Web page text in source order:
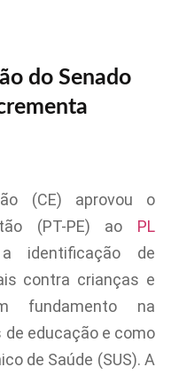
do Senado
(CE) aprovou o
(PT-PE) ao PL
identificação de
contra crianças e
fundamento na
educação e como
de Saúde (SUS). A